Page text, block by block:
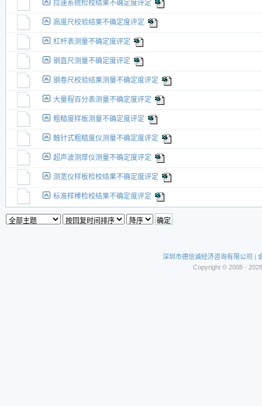
拉速系统检校结果不确定度评定
高度尺校验结果不确定度评定
杠杆表测量不确定度评定
钢直尺测量不确定度评定
钢卷尺校验结果测量不确定度评定
大量程百分表测量不确定度评定
粗糙度样板测量不确定度评定
触针式粗糙度仪测量不确定度评定
超声波测厚仪测量不确定度评定
测宽仪样板检校结果不确定度评定
标准样棒检校结果不确定度评定
深圳市德信诚经济咨询有限公司 |
Copyright © 2008 -